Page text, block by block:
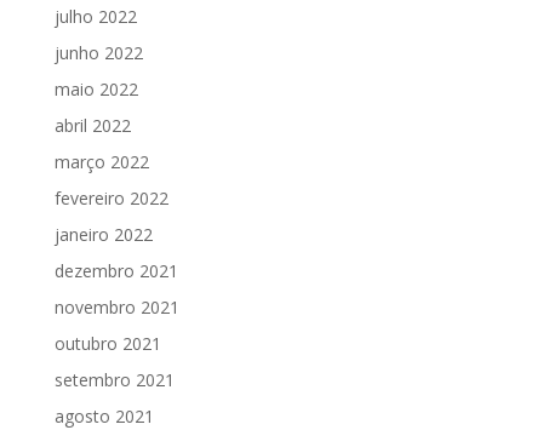
julho 2022
junho 2022
maio 2022
abril 2022
março 2022
fevereiro 2022
janeiro 2022
dezembro 2021
novembro 2021
outubro 2021
setembro 2021
agosto 2021